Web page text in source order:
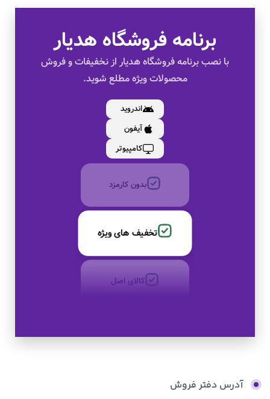
برنامه فروشگاه هدیار
با نصب برنامه فروشگاه هدیار از نخفیفات و فروش
محصولات ویژه مطلع شوید.
اندروید
آیفون
کامپیوتر
تخفیف های ویژه
کالای اصل
به صورت اقساط
بدون کارمزد
تخفیف های ویژه
کالای اصل
آدرس دفتر فروش